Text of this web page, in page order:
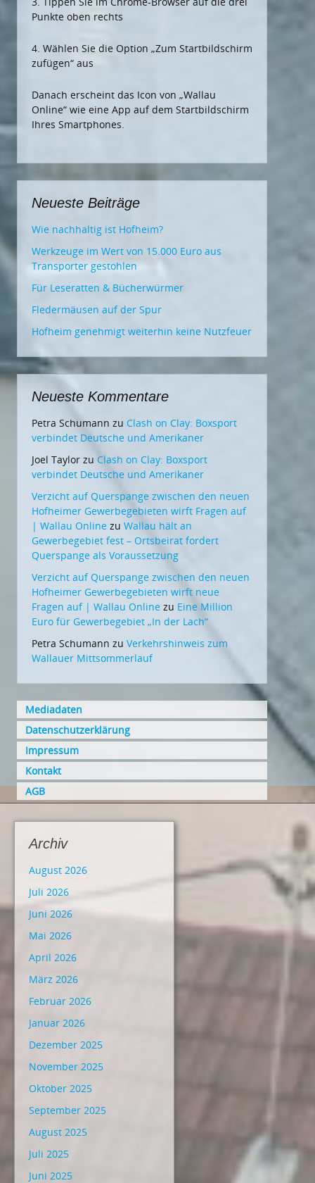
Punkte oben rechts
4. Wählen Sie die Option „Zum Startbildschirm
zufügen“ aus
Danach erscheint das Icon von „Wallau
Online“ wie eine App auf dem Startbildschirm
Ihres Smartphones.
Neueste Beiträge
Wie nachhaltig ist Hofheim?
Werkzeuge im Wert von 15.000 Euro aus
Transporter gestohlen
Für Leseratten & Bücherwürmer
Fledermäusen auf der Spur
Hofheim genehmigt weiterhin keine Nutzfeuer
Neueste Kommentare
Petra Schumann zu Clash on Clay: Boxsport
verbindet Deutsche und Amerikaner
Joel Taylor zu Clash on Clay: Boxsport
verbindet Deutsche und Amerikaner
Verzicht auf Querspange zwischen den neuen
Hofheimer Gewerbegebieten wirft Fragen auf
| Wallau Online zu Wallau hält an
Gewerbegebiet fest – Ortsbeirat fordert
Querspange als Voraussetzung
Verzicht auf Querspange zwischen den neuen
Hofheimer Gewerbegebieten wirft neue
Fragen auf | Wallau Online zu Eine Million
Euro für Gewerbegebiet „In der Lach“
Petra Schumann zu Verkehrshinweis zum
Wallauer Mittsommerlauf
Mediadaten
Datenschutzerklärung
Impressum
Kontakt
AGB
Archiv
August 2026
Juli 2026
Juni 2026
Mai 2026
April 2026
März 2026
Februar 2026
Januar 2026
Dezember 2025
November 2025
Oktober 2025
September 2025
August 2025
Juli 2025
Juni 2025